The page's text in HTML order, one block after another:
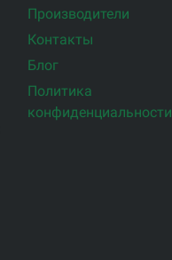
Производители
Контакты
Блог
Политика
конфиденциальности